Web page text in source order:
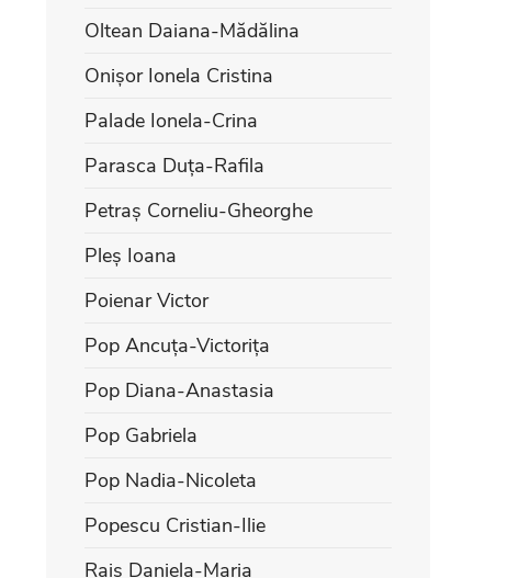
Oltean Daiana-Mădălina
Onișor Ionela Cristina
Palade Ionela-Crina
Parasca Duța-Rafila
Petraș Corneliu-Gheorghe
Pleș Ioana
Poienar Victor
Pop Ancuța-Victorița
Pop Diana-Anastasia
Pop Gabriela
Pop Nadia-Nicoleta
Popescu Cristian-Ilie
Rais Daniela-Maria